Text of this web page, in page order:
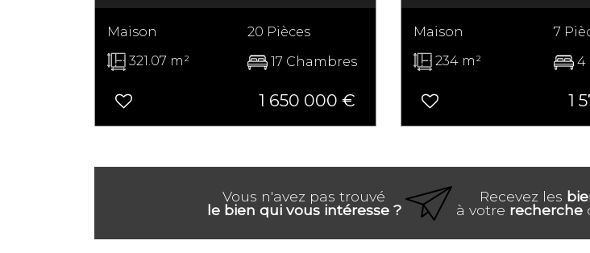
Maison
321.07 m²
20 Pièces
17 Chambres
1 650 000 €
Maison
234 m²
7
4
1
Vous n'avez pas trouvé
le bien qui vous intéresse ?
Recevez les
à votre recherche